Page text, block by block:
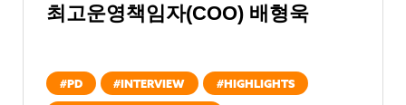
최고운영책임자(COO) 배형욱
#PD #INTERVIEW #HIGHLIGHTS